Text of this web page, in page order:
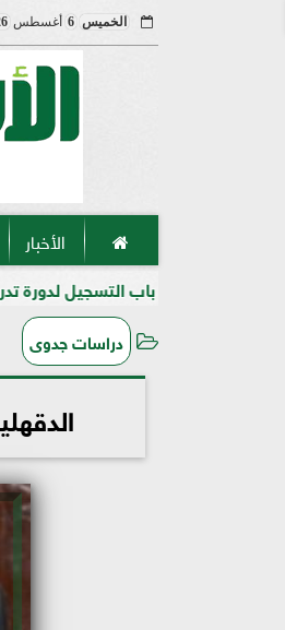
الخميس 6 أغسطس
الأخبار
باب التسجيل لدورة تدريبية متخصصة
دراسات جدوى
الدقهلية : 800 ألف جنية قروض بدون